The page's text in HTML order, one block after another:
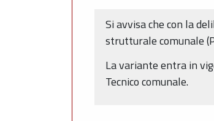
Si avvisa che con la
strutturale comunale
La variante entra in
Tecnico comunale.